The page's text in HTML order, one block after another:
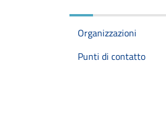
Organizzazioni
Punti di contatto